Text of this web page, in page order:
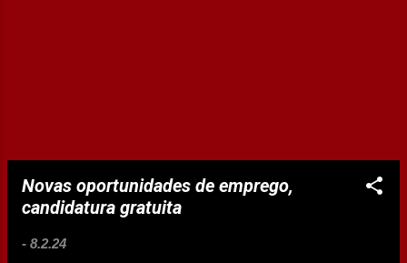
Novas oportunidades de emprego,
candidatura gratuita
- 8.2.24